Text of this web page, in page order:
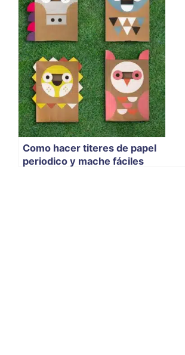
Como hacer titeres de papel
periodico y mache fáciles